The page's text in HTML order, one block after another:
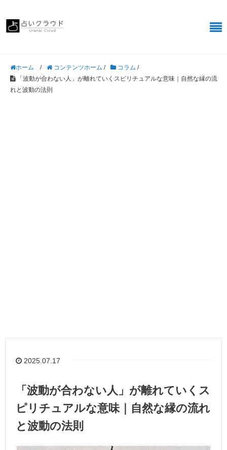
ホーム / コンテンツホーム / コラム /
「波動が合わない人」が離れていくスピリチュアルな意味｜自然な縁の流
れと波動の法則
2025.07.17
「波動が合わない人」が離れていくス
ピリチュアルな意味｜自然な縁の流れ
と波動の法則